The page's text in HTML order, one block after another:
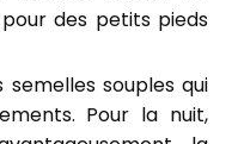
des petits pieds
souples qui
Pour la nuit,